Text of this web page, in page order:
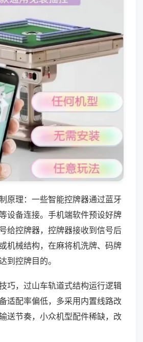
原理：一些智能控牌器通过蓝牙
设备连接。手机端软件预设好牌
给控牌器，控牌器接收到信号后
机械结构，在麻将机洗牌、码牌
到控牌目的。
巧，过山车轨道式结构运行逻辑
适配率偏低，多采用内置线路改
送节奏，小众机型配件稀缺，改